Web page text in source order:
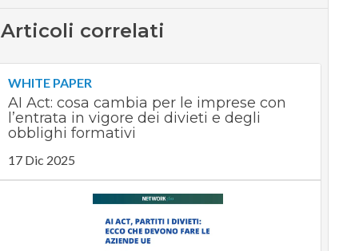
Articoli correlati
WHITE PAPER
AI Act: cosa cambia per le imprese con
l’entrata in vigore dei divieti e degli
obblighi formativi
17 Dic 2025